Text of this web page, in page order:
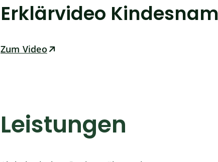
Erklärvideo
Zum Video
Leistungen